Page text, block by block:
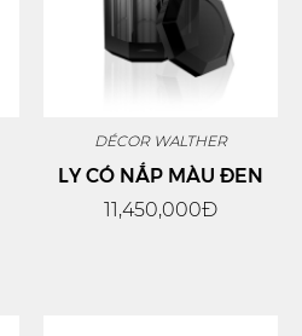
DÉCOR WALTHER
LY CÓ NẮP MÀU ĐEN
11,450,000Đ